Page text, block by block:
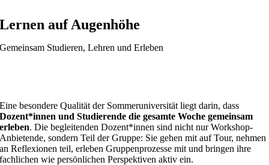
Lernen auf Augenhöhe
Gemeinsam Studieren, Lehren und Erleben
Eine besondere Qualität der Sommeruniversität liegt darin, dass
Dozent*innen und Studierende die gesamte Woche gemeinsam
erleben. Die begleitenden Dozent*innen sind nicht nur Workshop-
Anbietende, sondern Teil der Gruppe: Sie gehen mit auf Tour, nehmen
an Reflexionen teil, erleben Gruppenprozesse mit und bringen ihre
fachlichen wie persönlichen Perspektiven aktiv ein.